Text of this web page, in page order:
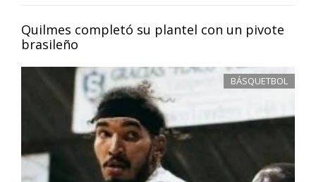
Quilmes completó su plantel con un pivote
brasileño
BÁSQUETBOL